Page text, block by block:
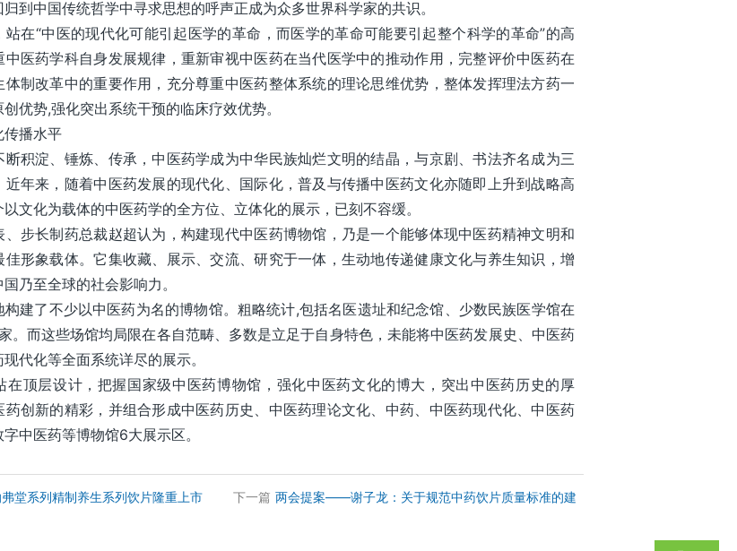
到中国传统哲学中寻求思想的呼声正成为众多世界科学家的共识。
站在“中医的现代化可能引起医学的革命，而医学的革命可能要引起整个科学的革命”的高
中医药学科自身发展规律，重新审视中医药在当代医学中的推动作用，完整评价中医药在
体制改革中的重要作用，充分尊重中医药整体系统的理论思维优势，整体发挥理法方药一
优势,强化突出系统干预的临床疗效优势。
传播水平
断积淀、锤炼、传承，中医药学成为中华民族灿烂文明的结晶，与京剧、书法齐名成为三
近年来，随着中医药发展的现代化、国际化，普及与传播中医药文化亦随即上升到战略高
文化为载体的中医药学的全方位、立体化的展示，已刻不容缓。
、步长制药总裁赵超认为，构建现代中医药博物馆，乃是一个能够体现中医药精神文明和
佳形象载体。它集收藏、展示、交流、研究于一体，生动地传递健康文化与养生知识，增
乃至全球的社会影响力。
构建了不少以中医药为名的博物馆。粗略统计,包括名医遗址和纪念馆、少数民族医学馆在
。而这些场馆均局限在各自范畴、多数是立足于自身特色，未能将中医药发展史、中医药
代化等全面系统详尽的展示。
在顶层设计，把握国家级中医药博物馆，强化中医药文化的博大，突出中医药历史的厚
药创新的精彩，并组合形成中医药历史、中医药理论文化、中药、中医药现代化、中医药
中医药等博物馆6大展示区。
堂系列精制养生系列饮片隆重上市 下一篇 两会提案——谢子龙：关于规范中药饮片质量标准的建